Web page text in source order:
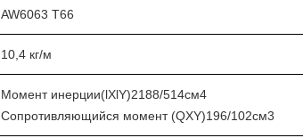
AW6063 T66
10,4 кг/м
Момент инерции(lXlY)2188/514см4
Сопротивляющийся момент (QXY)196/102см3